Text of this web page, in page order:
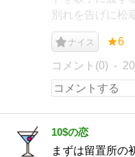
別れを告げに松
ナイス ★6
コメント(0)
10$の恋
まずは留置所の